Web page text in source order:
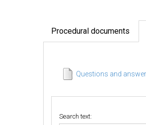
Procedural documents
Questions and
Search text: